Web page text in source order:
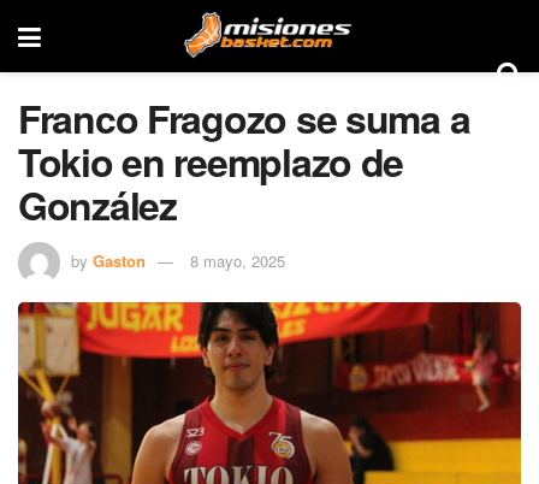
Franco Fragozo se suma a
Tokio en reemplazo de
González
by Gaston 8 mayo, 2025